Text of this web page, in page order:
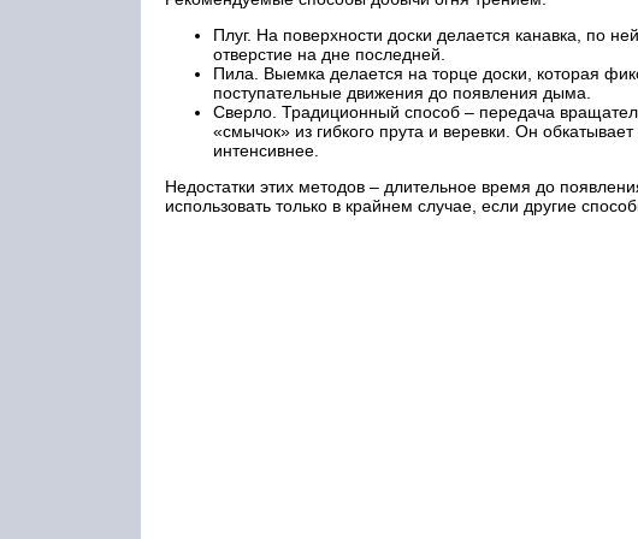
Плуг. На поверхности доски делается канавка, по
отверстие на дне последней.
Пила. Выемка делается на торце доски, которая
поступательные движения до появления дыма.
Сверло. Традиционный способ – передача
«смычок» из гибкого прута и веревки. Он
интенсивнее.
Недостатки этих методов – длительное время до
использовать только в крайнем случае, если другие